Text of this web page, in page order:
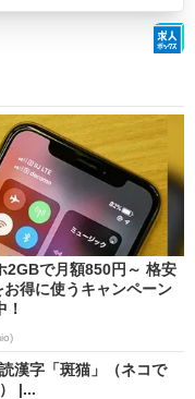
2GBで月額850円～ 格安
お得に使うキャンペーン
！
漢字「斑猫」（ネコで
|...